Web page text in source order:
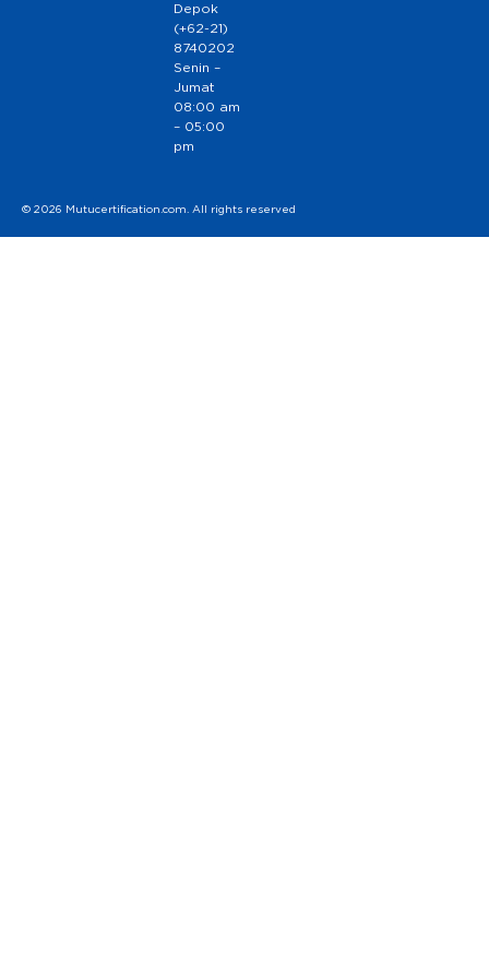
Depok
(+62-21)
8740202
Senin –
Jumat
08:00 am
– 05:00
pm
© 2026 Mutucertification.com. All rights reserved